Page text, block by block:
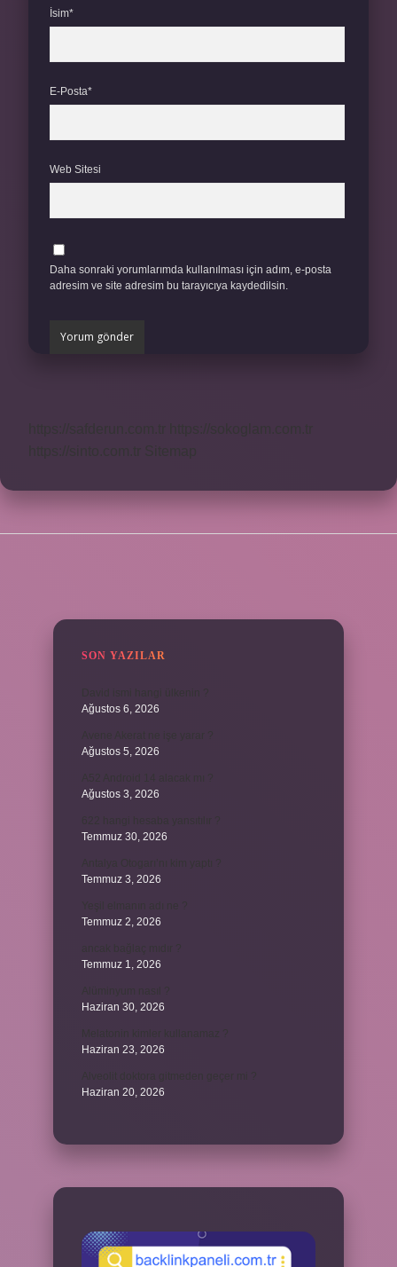
İsim*
E-Posta*
Web Sitesi
Daha sonraki yorumlarımda kullanılması için adım, e-posta
adresim ve site adresim bu tarayıcıya kaydedilsin.
SON YAZILAR
Ağustos 6, 2026
Ağustos 5, 2026
Ağustos 3, 2026
Temmuz 30, 2026
Temmuz 3, 2026
Temmuz 2, 2026
Temmuz 1, 2026
Haziran 30, 2026
Haziran 23, 2026
Haziran 20, 2026